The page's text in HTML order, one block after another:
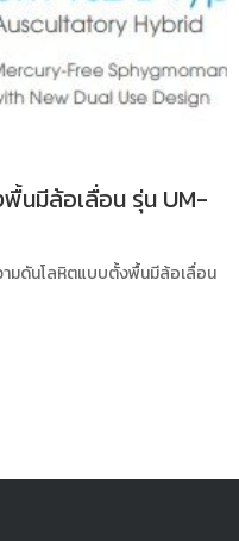
นมีล้อเลื่อน รุ่น UM-
มดันโลหิตแบบตั้งพื้นมีล้อเลื่อน